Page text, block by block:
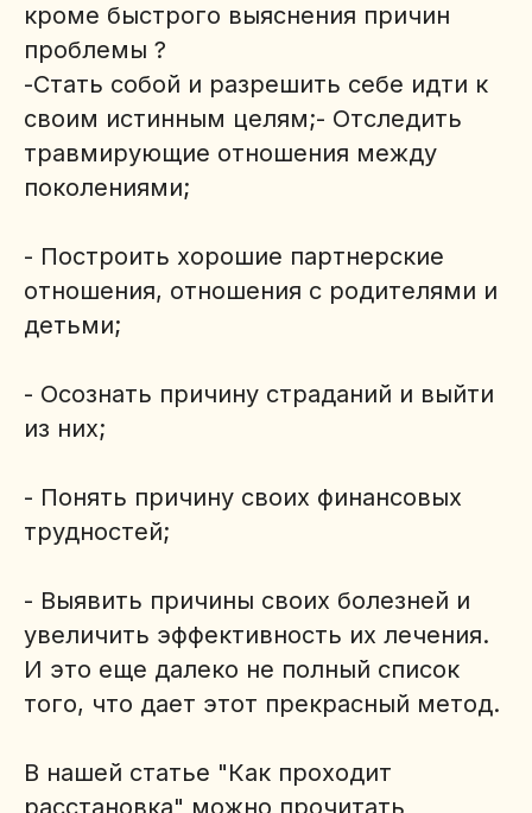
кроме быстрого выяснения причин
проблемы ?
-Стать собой и разрешить себе идти к
своим истинным целям;- Отследить
травмирующие отношения между
поколениями;
- Построить хорошие партнерские
отношения, отношения с родителями и
детьми;
- Осознать причину страданий и выйти
из них;
- Понять причину своих финансовых
трудностей;
- Выявить причины своих болезней и
увеличить эффективность их лечения.
И это еще далеко не полный список
того, что дает этот прекрасный метод.
В нашей статье "Как проходит
расстановка" можно прочитать